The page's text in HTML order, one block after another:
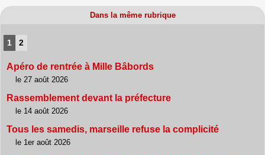
Dans la même rubrique
1 2
Apéro de rentrée à Mille Bâbords
le 27 août 2026
Rassemblement devant la préfecture
le 14 août 2026
Tous les samedis, marseille refuse la complicité
le 1er août 2026